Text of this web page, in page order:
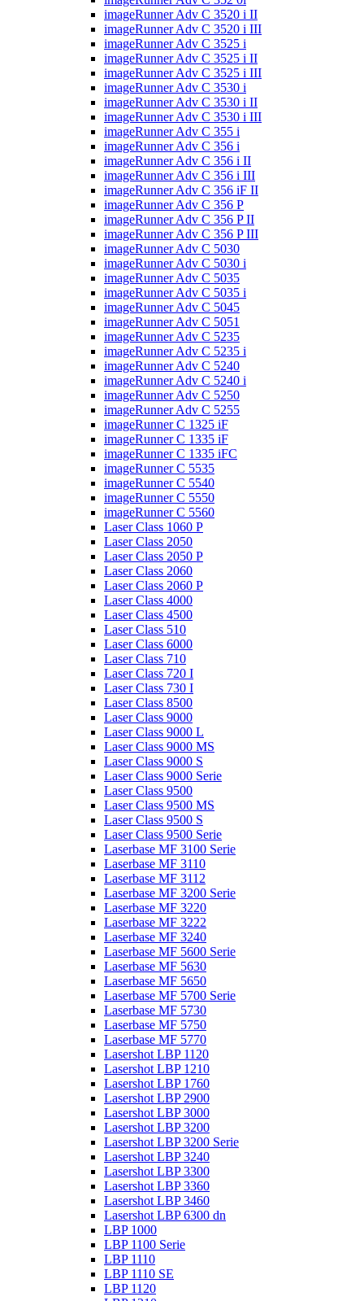
imageRunner Adv C 3520 i II
imageRunner Adv C 3520 i III
imageRunner Adv C 3525 i
imageRunner Adv C 3525 i II
imageRunner Adv C 3525 i III
imageRunner Adv C 3530 i
imageRunner Adv C 3530 i II
imageRunner Adv C 3530 i III
imageRunner Adv C 355 i
imageRunner Adv C 356 i
imageRunner Adv C 356 i II
imageRunner Adv C 356 i III
imageRunner Adv C 356 iF II
imageRunner Adv C 356 P
imageRunner Adv C 356 P II
imageRunner Adv C 356 P III
imageRunner Adv C 5030
imageRunner Adv C 5030 i
imageRunner Adv C 5035
imageRunner Adv C 5035 i
imageRunner Adv C 5045
imageRunner Adv C 5051
imageRunner Adv C 5235
imageRunner Adv C 5235 i
imageRunner Adv C 5240
imageRunner Adv C 5240 i
imageRunner Adv C 5250
imageRunner Adv C 5255
imageRunner C 1325 iF
imageRunner C 1335 iF
imageRunner C 1335 iFC
imageRunner C 5535
imageRunner C 5540
imageRunner C 5550
imageRunner C 5560
Laser Class 1060 P
Laser Class 2050
Laser Class 2050 P
Laser Class 2060
Laser Class 2060 P
Laser Class 4000
Laser Class 4500
Laser Class 510
Laser Class 6000
Laser Class 710
Laser Class 720 I
Laser Class 730 I
Laser Class 8500
Laser Class 9000
Laser Class 9000 L
Laser Class 9000 MS
Laser Class 9000 S
Laser Class 9000 Serie
Laser Class 9500
Laser Class 9500 MS
Laser Class 9500 S
Laser Class 9500 Serie
Laserbase MF 3100 Serie
Laserbase MF 3110
Laserbase MF 3112
Laserbase MF 3200 Serie
Laserbase MF 3220
Laserbase MF 3222
Laserbase MF 3240
Laserbase MF 5600 Serie
Laserbase MF 5630
Laserbase MF 5650
Laserbase MF 5700 Serie
Laserbase MF 5730
Laserbase MF 5750
Laserbase MF 5770
Lasershot LBP 1120
Lasershot LBP 1210
Lasershot LBP 1760
Lasershot LBP 2900
Lasershot LBP 3000
Lasershot LBP 3200
Lasershot LBP 3200 Serie
Lasershot LBP 3240
Lasershot LBP 3300
Lasershot LBP 3360
Lasershot LBP 3460
Lasershot LBP 6300 dn
LBP 1000
LBP 1100 Serie
LBP 1110
LBP 1110 SE
LBP 1120